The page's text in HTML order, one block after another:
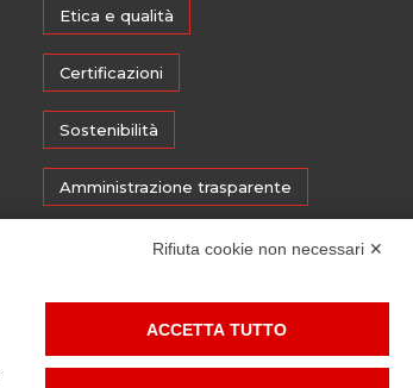
Etica e qualità
Certificazioni
Sostenibilità
Amministrazione trasparente
Whistleblowing
Rifiuta cookie non necessari ✕
ACCETTA TUTTO